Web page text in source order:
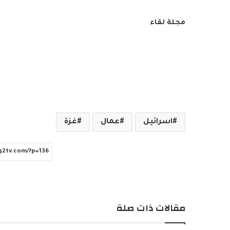
مجلة لقاء
اسرائيل عمال غزة
مقالات ذات صلة